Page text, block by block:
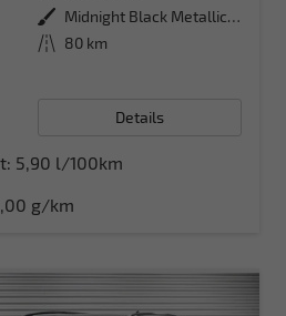
Außenfarbe
Midnight Black Metallic (0E)
Kilometerstand 80 km
Details
5,90 l/100km
g/km